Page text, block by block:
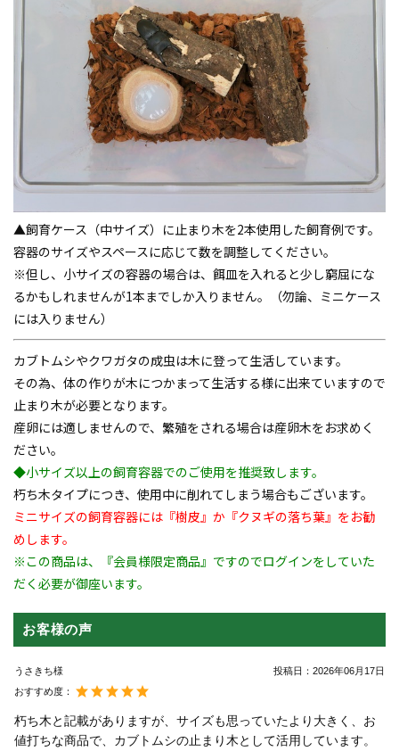
▲飼育ケース（中サイズ）に止まり木を2本使用した飼育例です。
容器のサイズやスペースに応じて数を調整してください。
※但し、小サイズの容器の場合は、餌皿を入れると少し窮屈にな
るかもしれませんが1本までしか入りません。（勿論、ミニケース
には入りません）
カブトムシやクワガタの成虫は木に登って生活しています。
その為、体の作りが木につかまって生活する様に出来ていますので
止まり木が必要となります。
産卵には適しませんので、繁殖をされる場合は産卵木をお求めく
ださい。
◆小サイズ以上の飼育容器でのご使用を推奨致します。
朽ち木タイプにつき、使用中に削れてしまう場合もございます。
ミニサイズの飼育容器には『樹皮』か『クヌギの落ち葉』をお勧
めします。
※この商品は、『会員様限定商品』ですのでログインをしていた
だく必要が御座います。
お客様の声
うさきち様 投稿日： 2026年06月17日
おすすめ度：
朽ち木と記載がありますが、サイズも思っていたより大きく、お
値打ちな商品で、カブトムシの止まり木として活用しています。